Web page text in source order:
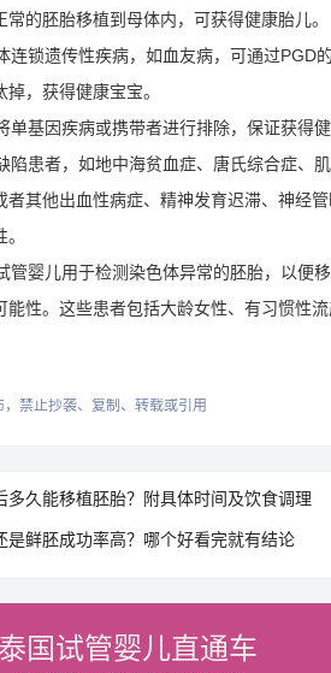
的胚胎移植到母体内，可获得健康胎儿。
连锁遗传性疾病，如血友病，可通过PGD
，获得健康宝宝。
单基因疾病或携带者进行排除，保证获得
陷患者，如地中海贫血症、唐氏综合症、
者其他出血性病症、精神发育迟滞、神经
管婴儿用于检测染色体异常的胚胎，以便
能性。这些患者包括大龄女性、有习惯性
，禁止抄袭、复制、转载或引用
多久能移植胚胎？附具体时间及饮食调理
是鲜胚成功率高？哪个好看完就有结论
泰国试管婴儿直通车